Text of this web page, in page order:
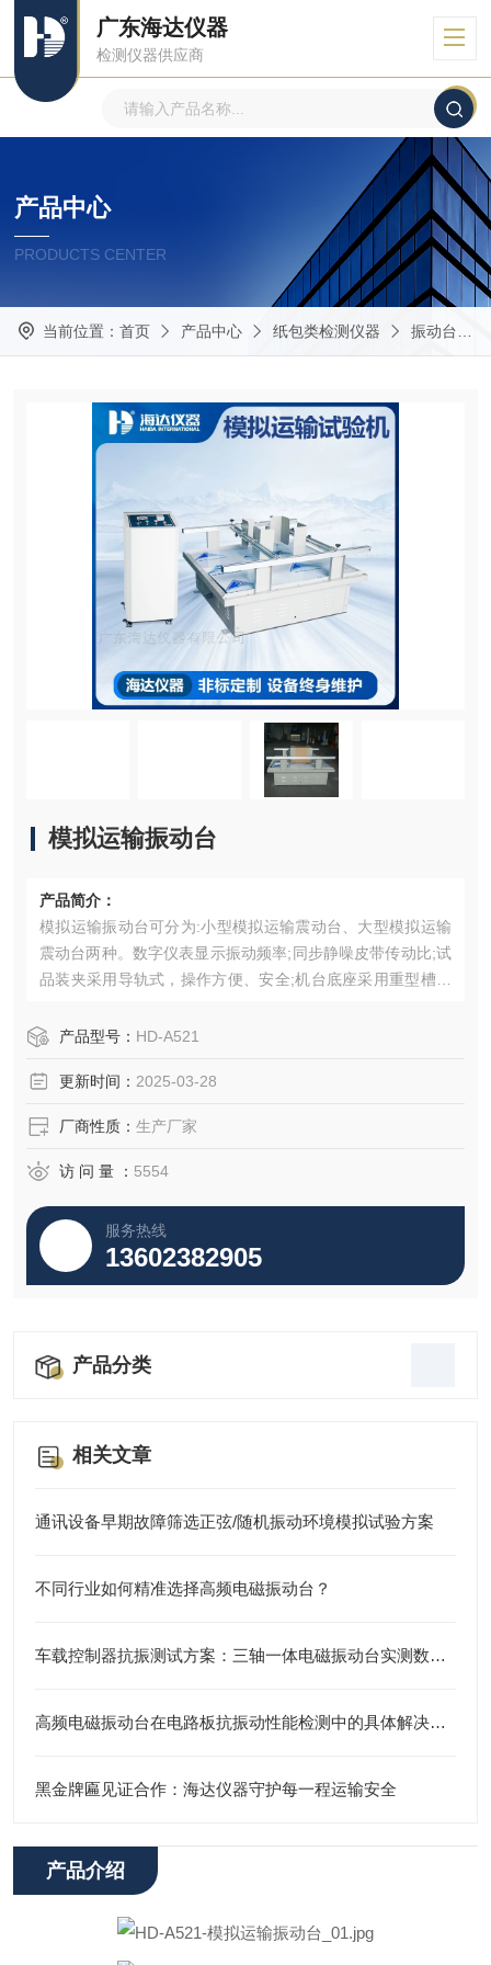
广东海达仪器
检测仪器供应商
产品中心
PRODUCTS CENTER
当前位置： 首页 产品中心 纸包类检测仪器 振动台
模拟运输振动台
产品简介：
模拟运输振动台可分为:小型模拟运输震动台、大型模拟运输
震动台两种。数字仪表显示振动频率;同步静噪皮带传动比;试
品装夹采用导轨式，操作方便、安全;机台底座采用重型槽钢
电机调速，运行平稳，负载能力强。
产品型号： HD-A521
更新时间： 2025-03-28
厂商性质： 生产厂家
访 问 量 ： 5554
服务热线
13602382905
产品分类
相关文章
通讯设备早期故障筛选正弦/随机振动环境模拟试验方案
不同行业如何精准选择高频电磁振动台？
车载控制器抗振测试方案：三轴一体电磁振动台实测数据报告
高频电磁振动台在电路板抗振动性能检测中的具体解决方案
黑金牌匾见证合作：海达仪器守护每一程运输安全
产品介绍